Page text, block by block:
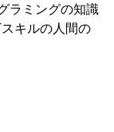
ラミングの知識
キルの人間の